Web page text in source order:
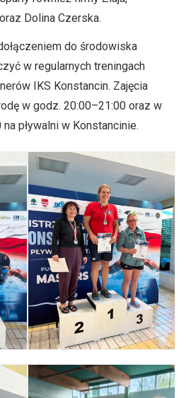
Dolina Czerska.
do środowiska
w regularnych treningach
IKS Konstancin. Zajęcia
w godz. 20:00–21:00 oraz w
pływalni w Konstancinie.